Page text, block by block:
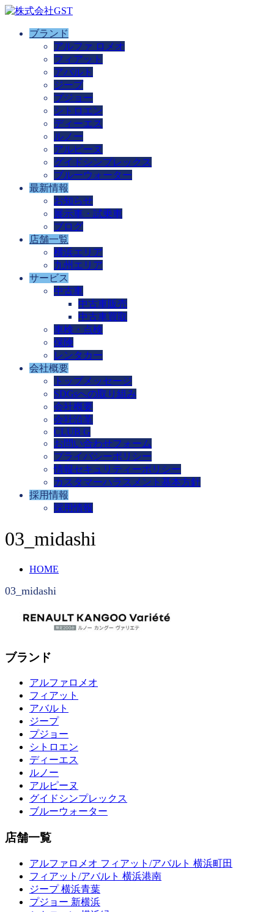
ブランド
アルファ ロメオ
フィアット
アバルト
ジープ
プジョー
シトロエン
ディーエス
ルノー
アルピーヌ
グイドシンプレックス
ブルーウォーター
最新情報
お知らせ
展示車・試乗車
ブログ
店舗一覧
横浜エリア
九州エリア
サービス
中古車
中古車販売
中古車買取
車検・点検
保険
レンタカー
会社概要
トップメッセージ
SDGsへの取り組み
会社概要
会社沿革
CLUB G
お問い合わせフォーム
プライバシーポリシー
情報セキュリティーポリシー
カスタマーハラスメント基本方針
採用情報
採用情報
03_midashi
HOME
03_midashi
ブランド
アルファロメオ
フィアット
アバルト
ジープ
プジョー
シトロエン
ディーエス
ルノー
アルピーヌ
グイドシンプレックス
ブルーウォーター
店舗一覧
アルファロメオ フィアット/アバルト 横浜町田
フィアット/アバルト 横浜港南
ジープ 横浜青葉
プジョー 新横浜